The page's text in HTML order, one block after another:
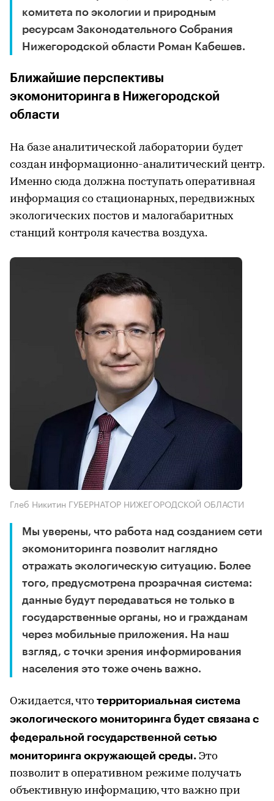
комитета по экологии и природным
ресурсам Законодательного Собрания
Нижегородской области Роман Кабешев.
Ближайшие перспективы
экомониторинга в Нижегородской
области
На базе аналитической лаборатории будет
создан информационно-аналитический центр.
Именно сюда должна поступать оперативная
информация со стационарных, передвижных
экологических постов и малогабаритных
станций контроля качества воздуха.
Глеб Никитин ГУБЕРНАТОР НИЖЕГОРОДСКОЙ ОБЛАСТИ
Мы уверены, что работа над созданием сети
экомониторинга позволит наглядно
отражать экологическую ситуацию. Более
того, предусмотрена прозрачная система:
данные будут передаваться не только в
государственные органы, но и гражданам
через мобильные приложения. На наш
взгляд, с точки зрения информирования
населения это тоже очень важно.
Ожидается, что территориальная система
экологического мониторинга будет связана с
федеральной государственной сетью
мониторинга окружающей среды. Это
позволит в оперативном режиме получать
объективную информацию, что важно при